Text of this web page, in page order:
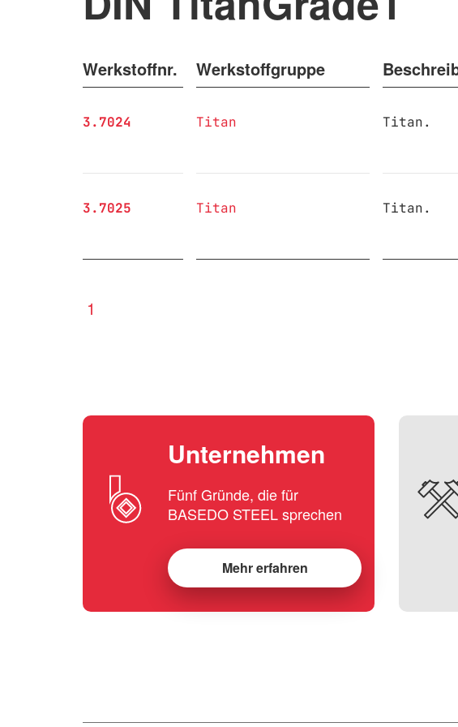
Werkstoffnr. Werkstoffgruppe
3.7024 Titan Titan.
3.7025 Titan Titan.
1
Unternehmen
Fünf Gründe, die für
BASEDO STEEL sprechen
Mehr erfahren